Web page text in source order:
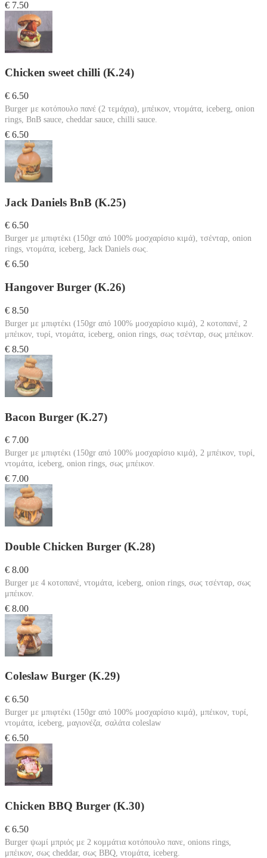
€ 7.50
Chicken sweet chilli (Κ.24)
€ 6.50
Burger με κοτόπουλο πανέ (2 τεμάχια), μπέικον, ντομάτα, iceberg, onion
rings, BnB sauce, cheddar sauce, chilli sauce.
€ 6.50
Jack Daniels BnB (Κ.25)
€ 6.50
Burger με μπιφτέκι (150gr από 100% μοσχαρίσιο κιμά), τσένταρ, onion
rings, ντομάτα, iceberg, Jack Daniels σως.
€ 6.50
Hangover Burger (Κ.26)
€ 8.50
Burger με μπιφτέκι (150gr από 100% μοσχαρίσιο κιμά), 2 κοτοπανέ, 2
μπέικον, τυρί, ντομάτα, iceberg, onion rings, σως τσένταρ, σως μπέικον.
€ 8.50
Bacon Burger (Κ.27)
€ 7.00
Burger με μπιφτέκι (150gr από 100% μοσχαρίσιο κιμά), 2 μπέικον, τυρί,
ντομάτα, iceberg, onion rings, σως μπέικον.
€ 7.00
Double Chicken Burger (Κ.28)
€ 8.00
Burger με 4 κοτοπανέ, ντομάτα, iceberg, onion rings, σως τσένταρ, σως
μπέικον.
€ 8.00
Coleslaw Burger (Κ.29)
€ 6.50
Burger με μπιφτέκι (150gr από 100% μοσχαρίσιο κιμά), μπέικον, τυρί,
ντομάτα, iceberg, μαγιονέζα, σαλάτα coleslaw
€ 6.50
Chicken BBQ Burger (Κ.30)
€ 6.50
Burger ψωμί μπριός με 2 κομμάτια κοτόπουλο πανε, onions rings,
μπέικον, σως cheddar, σως BBQ, ντομάτα, iceberg.